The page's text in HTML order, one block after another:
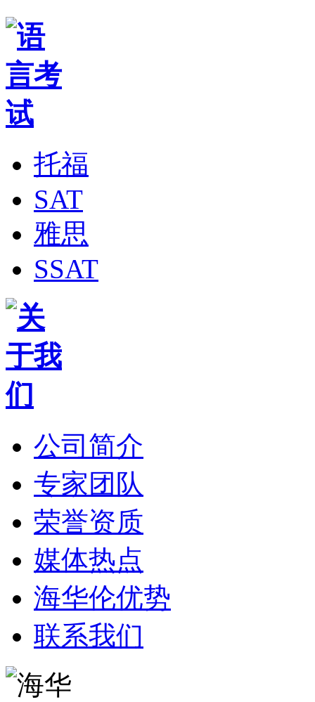
托福
SAT
雅思
SSAT
公司简介
专家团队
荣誉资质
媒体热点
海华伦优势
联系我们